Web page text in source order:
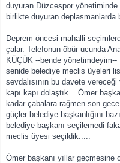
duyuran Düzcespor
birlikte duyuran deplasmanlarda
Deprem öncesi mahalli
çalar. Telefonun öbür ucunda
KÜÇÜK --bende
senide belediye meclis üyeleri
sevdalısının bu davete
kapı kapı dolaştık....Ömer
kadar çabalara rağmen son
güçler belediye başkanlığını
belediye başkanı seçilemedi
meclis üyesi seçildik.....
Ömer başkanı yıllar geçmesine